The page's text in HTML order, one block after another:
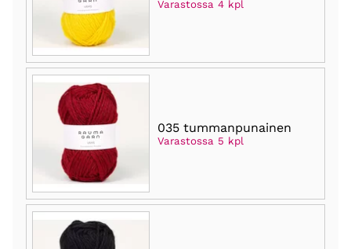
Varastossa 4 kpl
035 tummanpunainen
Varastossa 5 kpl